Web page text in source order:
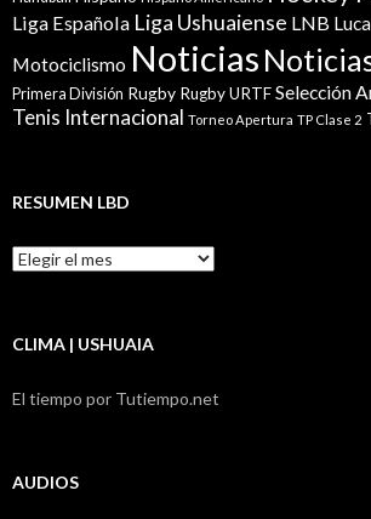
Liga Española Liga Ushuaiense LNB
Motociclismo Noticias
Primera División Rugby Rugby URTFSelección
Tenis Internacional Torneo Apertura TP Clase 2
RESUMEN LBD
Resumen
LBD
CLIMA | USHUAIA
El tiempo por Tutiempo.net
AUDIOS